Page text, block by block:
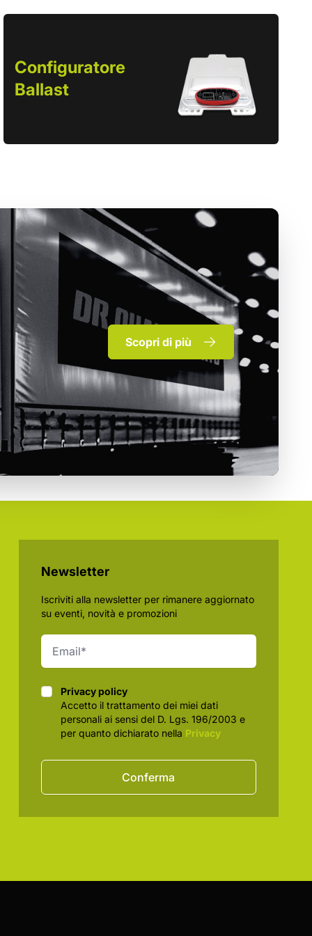
Configuratore
Ballast
Scopri di più
Newsletter
Iscriviti alla newsletter per rimanere aggiornato
su eventi, novità e promozioni
Privacy policy
Privacy policy
Accetto il trattamento dei miei dati
personali ai sensi del D. Lgs. 196/2003 e
per quanto dichiarato nella Privacy
Conferma